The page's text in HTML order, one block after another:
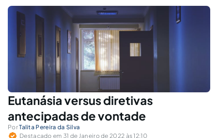
Eutanásia versus diretivas
antecipadas de vontade
PorTalita Pereira da Silva
Destacado em 31 de Janeiro de 2022 às 12:10